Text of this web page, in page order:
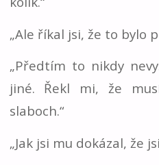
„Ale říkal jsi, že to bylo
„Předtím to nikdy
jiné. Řekl mi, že
slaboch.“
„Jak jsi mu dokázal, že